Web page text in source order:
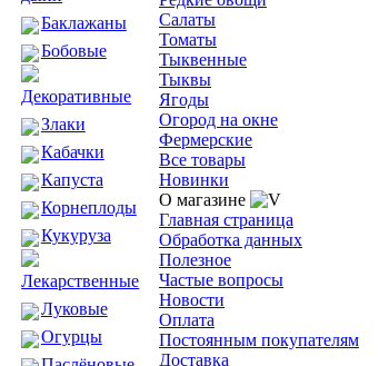
Баклажаны
Бобовые
Декоративные
Злаки
Кабачки
Капуста
Корнеплоды
Кукуруза
Лекарственные
Луковые
Огурцы
Салаты
Томаты
Тыквенные
Тыквы
Ягоды
Огород на окне
Фермерские
Все товары
Новинки
О магазине
Главная страница
Обработка данных
Полезное
Частые вопросы
Новости
Оплата
Постоянным покупателям
Доставка